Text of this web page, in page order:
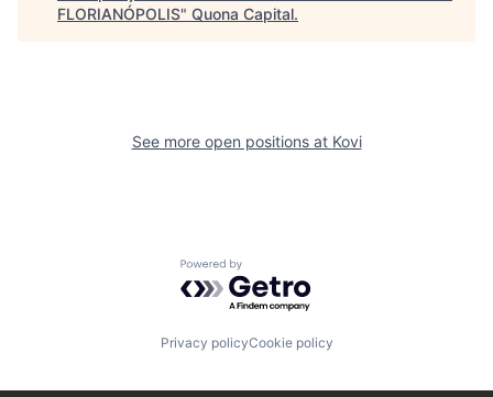
FLORIANÓPOLIS" Quona Capital.
See more open positions at Kovi
Powered by Getro.com
Privacy policyCookie policy